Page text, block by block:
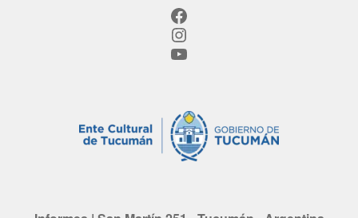
Facebook
Instagram
YouTube